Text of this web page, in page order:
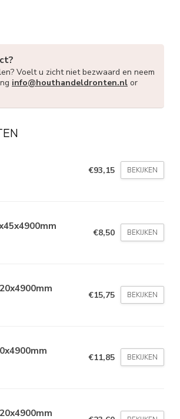
Voelt u zicht niet bezwaard en neem
info@houthandeldronten.nl or
€93,15 BEKIJKEN
€8,50 BEKIJKEN
€15,75 BEKIJKEN
€11,85 BEKIJKEN